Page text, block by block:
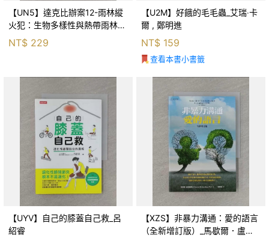
【UN5】達克比辦案12-雨林縱
火犯：生物多樣性與熱帶雨林生
態系_柯智元
NT$ 229
【U2M】好餓的毛毛蟲_艾瑞‧卡
爾 , 鄭明進
NT$ 159
查看本書小書籤
【UYV】自己的膝蓋自己救_呂
紹睿
【XZS】非暴力溝通：愛的語言
（全新增訂版）_馬歇爾．盧森